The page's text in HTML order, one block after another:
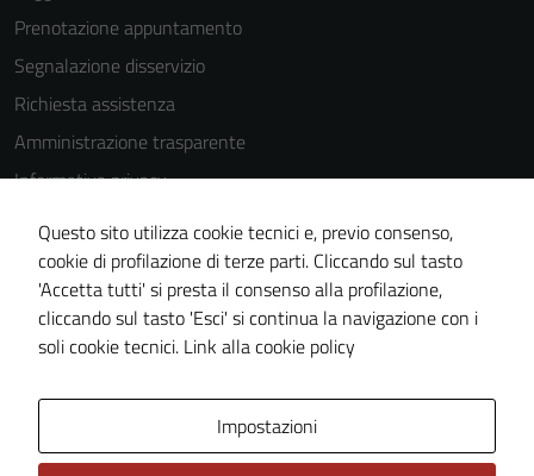
Prenotazione appuntamento
Segnalazione disservizio
Richiesta assistenza
Amministrazione trasparente
Informativa privacy
Cookie Policy
Note legali
Dichiarazione di accessibilità
Piano di miglioramento del sito
Questo sito utilizza cookie tecnici e, previo consenso,
cookie di profilazione di terze parti. Cliccando sul tasto
'Accetta tutti' si presta il consenso alla profilazione,
cliccando sul tasto 'Esci' si continua la navigazione con i
soli cookie tecnici. Link alla cookie policy
Impostazioni